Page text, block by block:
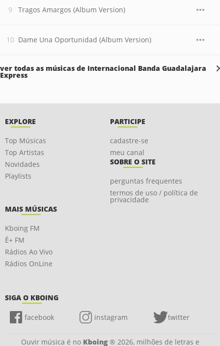
Tragos Amargos (Album Version)
Dame Una Oportunidad (Album Version)
ver todas as músicas de Internacional Banda Guadalajara
Express
EXPLORE
Top Músicas
Top Artistas
Novidades
Playlists
PARTICIPE
cadastre-se
meu canal
SOBRE O SITE
perguntas frequentes
termos de uso / política de
privacidade
MAIS MÚSICAS
Kboing FM
É+ FM
Rádios Ao Vivo
Rádios OnLine
SIGA O KBOING
facebook instagram twitter
Ouvir música é no Kboing® 2026, milhões de letras e